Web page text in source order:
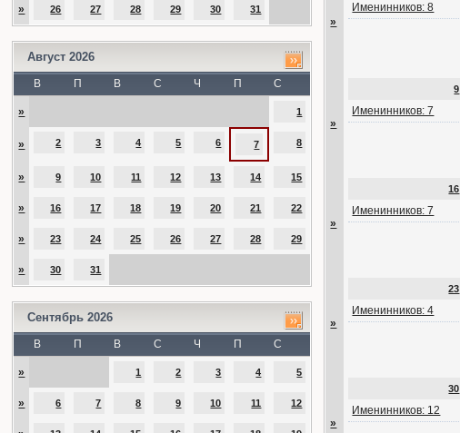
» 26 27 28 29 30 31
Август 2026
В П В С Ч П С
» 1
» 2 3 4 5 6 7 8
» 9 10 11 12 13 14 15
» 16 17 18 19 20 21 22
» 23 24 25 26 27 28 29
» 30 31
Сентябрь 2026
В П В С Ч П С
» 1 2 3 4 5
» 6 7 8 9 10 11 12
»
Именинников: 8
»
9
Именинников: 7
»
16
Именинников: 7
»
23
Именинников: 4
»
30
Именинников: 12